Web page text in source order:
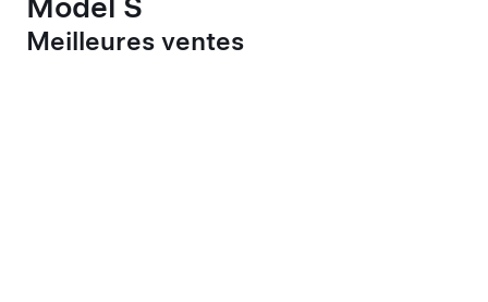
Meilleures ventes